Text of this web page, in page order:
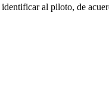
al piloto, de